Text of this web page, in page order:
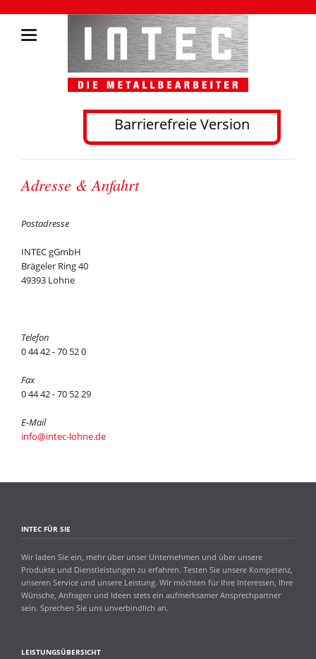
Barrierefreie Version
Adresse & Anfahrt
Postadresse
INTEC gGmbH
Brägeler Ring 40
49393 Lohne
Telefon
0 44 42 - 70 52 0
Fax
0 44 42 - 70 52 29
E-Mail
info@intec-lohne.de
INTEC FÜR SIE
Wir laden Sie ein, mehr über unser Unternehmen und über unsere
Produkte und Dienstleistungen zu erfahren. Testen Sie unsere Kompetenz,
unseren Service und unsere Leistung. Wir möchten für Ihre Interessen, Ihre
Wünsche, Anfragen und Ideen stets ein aufmerksamer Ansprechpartner
sein. Sprechen Sie uns unverbindlich an.
LEISTUNGSÜBERSICHT